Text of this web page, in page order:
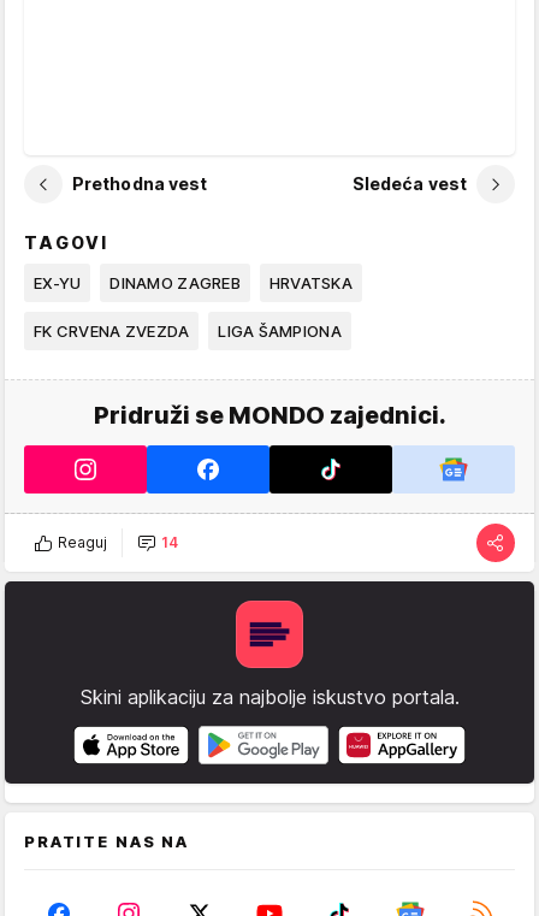
Prethodna vest Sledeća vest
TAGOVI
EX-YU DINAMO ZAGREB HRVATSKA
FK CRVENA ZVEZDA LIGA ŠAMPIONA
Pridruži se MONDO zajednici.
Reaguj 14
Skini aplikaciju za najbolje iskustvo portala.
PRATITE NAS NA